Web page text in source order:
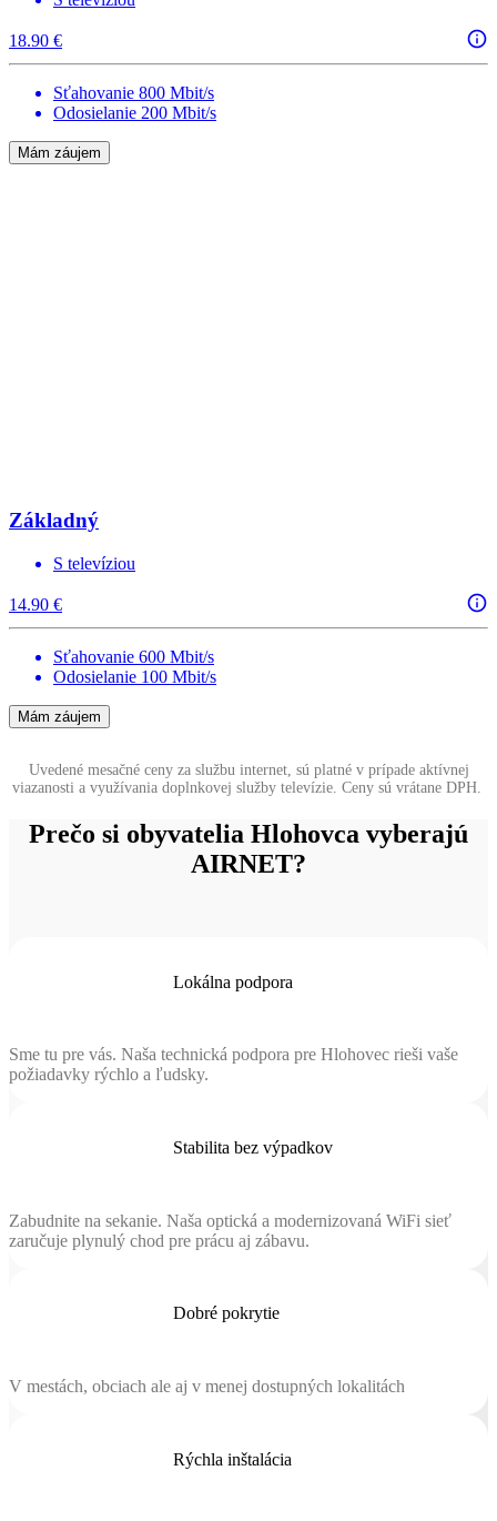
18.90 €
Sťahovanie 800 Mbit/s
Odosielanie 200 Mbit/s
Mám záujem
Základný
S televíziou
14.90 €
Sťahovanie 600 Mbit/s
Odosielanie 100 Mbit/s
Mám záujem
Uvedené mesačné ceny za službu internet, sú platné v prípade aktívnej
viazanosti a využívania doplnkovej služby televízie. Ceny sú vrátane DPH.
Prečo si obyvatelia Hlohovca vyberajú
AIRNET?
Lokálna podpora
Sme tu pre vás. Naša technická podpora pre Hlohovec rieši vaše
požiadavky rýchlo a ľudsky.
Stabilita bez výpadkov
Zabudnite na sekanie. Naša optická a modernizovaná WiFi sieť
zaručuje plynulý chod pre prácu aj zábavu.
Dobré pokrytie
V mestách, obciach ale aj v menej dostupných lokalitách
Rýchla inštalácia